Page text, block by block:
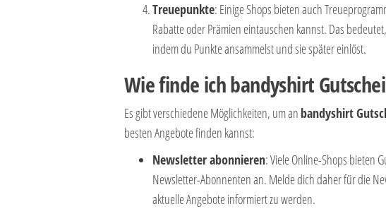
Treuepunkte: Einige Shops bieten auch
Rabatte oder Prämien eintauschen kannst. Das
indem du Punkte ansammelst und sie später einlöst.
Wie finde ich bandyshirt
Es gibt verschiedene Möglichkeiten, um an bandyshirt
besten Angebote finden kannst:
Newsletter abonnieren: Viele Online-Shops bieten
Newsletter-Abonnenten an. Melde dich daher für die
aktuelle Angebote informiert zu werden.